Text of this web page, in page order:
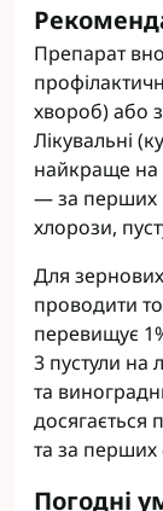
Препарат
хвороб) або
Лікувальні
найкраще на
— за перших
хлорози,
Для
проводити
перевищує
3 пустули на
та
досягається
та за перших
Погодні